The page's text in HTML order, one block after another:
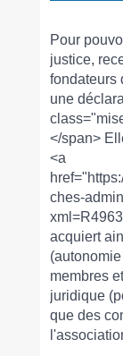
Pour
justice,
fondateurs
une
</span>
<a
ches-
acquiert
membres
juridique
que des